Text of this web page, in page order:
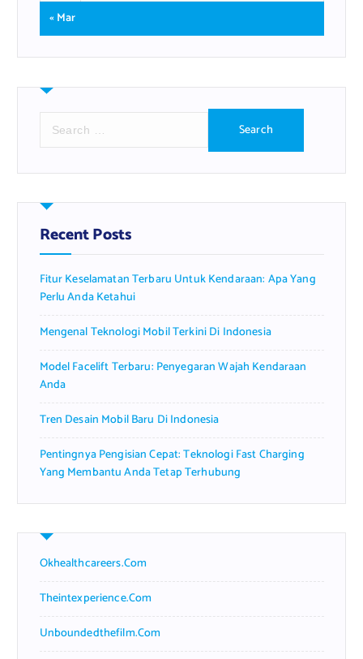
« Mar
r
h
f
o
:
Recent Posts
Fitur Keselamatan Terbaru Untuk Kendaraan: Apa Yang
Perlu Anda Ketahui
Mengenal Teknologi Mobil Terkini Di Indonesia
Model Facelift Terbaru: Penyegaran Wajah Kendaraan
Anda
Tren Desain Mobil Baru Di Indonesia
Pentingnya Pengisian Cepat: Teknologi Fast Charging
Yang Membantu Anda Tetap Terhubung
Okhealthcareers.com
Theintexperience.com
Unboundedthefilm.com